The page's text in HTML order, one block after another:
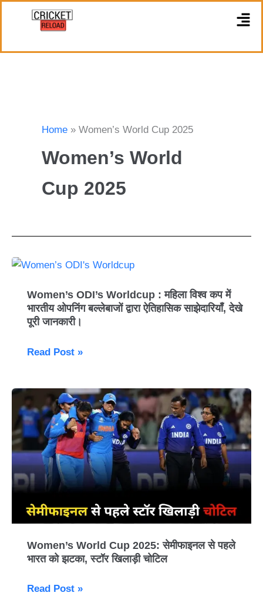
Home Women’s World Cup 2025
Women’s World
Cup 2025
Women’s ODI’s Worldcup : महिला विश्व कप में
भारतीय ओपनिंग बल्लेबाजों द्वारा ऐतिहासिक साझेदारियाँ, देखे
पूरी जानकारी।
Women’s
Worldcup
:
महिला
विश्व
भारतीय
ओपनिंग
बल्लेबाजों
द्वारा
ऐतिहासिक
साझेदारियाँ,
पूरी
Read Post »
Women’s World Cup 2025: सेमीफाइनल से पहले
भारत को झटका, स्टॉर खिलाड़ी चोटिल
Women’s
World
Cup
2025:
सेमीफाइनल
से
भारत
झटका,
स्टॉर
चोटिल
Read Post »